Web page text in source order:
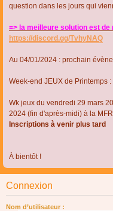
question dans les jours qui
=> la meilleure solution est
https://discord.gg/TvhyNAQ
Au 04/01/2024 : prochain
Week-end JEUX de Printemps :
Wk jeux du vendredi 29 mars
2024 (fin d'après-midi) à la
Inscriptions à venir plus tard
À bientôt !
Connexion
Nom d’utilisateur :